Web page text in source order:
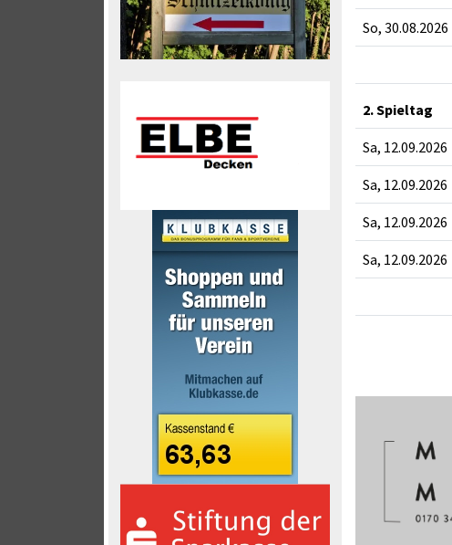
So, 30.08.2026
2. Spieltag
Sa, 12.09.2026
Sa, 12.09.2026
Sa, 12.09.2026
Sa, 12.09.2026